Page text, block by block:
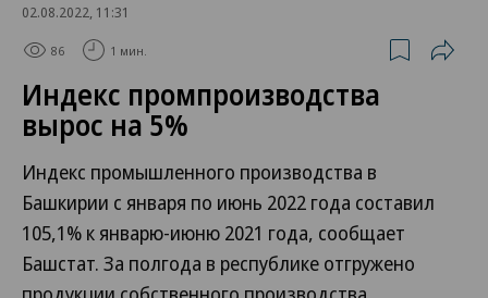
02.08.2022, 11:31
86 1 мин.
Индекс промпроизводства
вырос на 5%
Индекс промышленного производства в
Башкирии с января по июнь 2022 года составил
105,1% к январю-июню 2021 года, сообщает
Башстат. За полгода в республике отгружено